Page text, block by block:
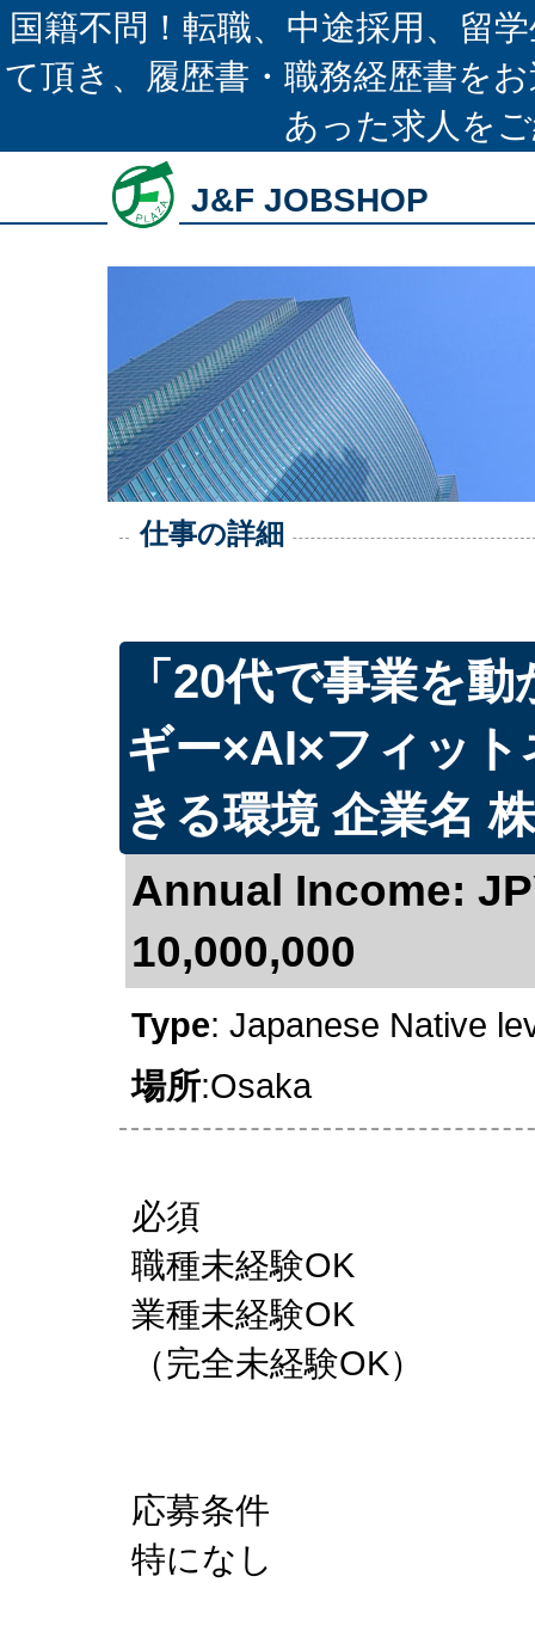
国籍不問！転職、中途採用、留
て頂き、履歴書・職務経歴書を
あった求人を
J&F JOBSHOP
仕事の詳細
「20代で事業を
ギー×AI×フィッ
きる環境 企業名
Annual Income:
10,000,000
Type: Japanese Native
場所:Osaka
必須
職種未経験OK
業種未経験OK
（完全未経験OK）
応募条件
特になし